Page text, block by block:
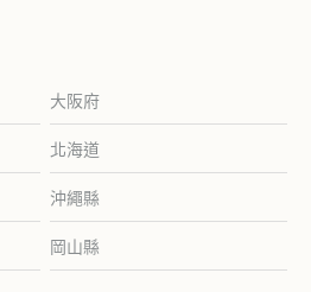
大阪府
北海道
沖繩縣
岡山縣